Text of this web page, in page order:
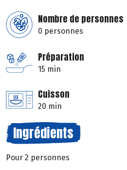
Nombre de personnes
0 personnes
Préparation
15 min
Cuisson
20 min
Ingrédients
Pour 2 personnes